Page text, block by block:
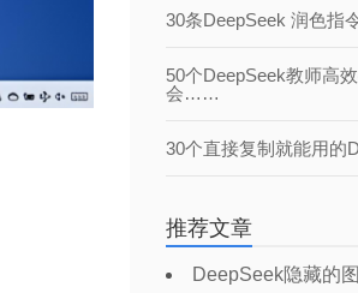
30条DeepSeek 润色指
50个DeepSeek教师高
会……
30个直接复制就能用的
推荐文章
DeepSeek隐藏的